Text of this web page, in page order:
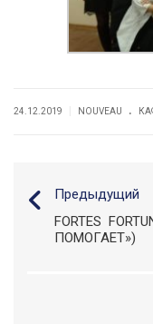
24.12.2019 NOUVEAU .
Предыдущий
FORTES
ПОМОГАЕТ»)